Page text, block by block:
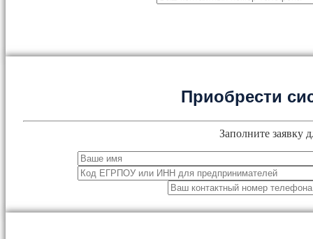
Приобрести
Заполните заявку